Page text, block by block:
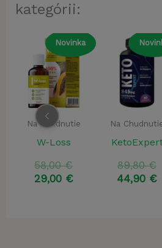
kategórii:
Novinka
Na Chudnutie
W-Loss
58,00€Pôvodná
cena
29,00 €Aktuálna
Na
89,80€
44,90 €